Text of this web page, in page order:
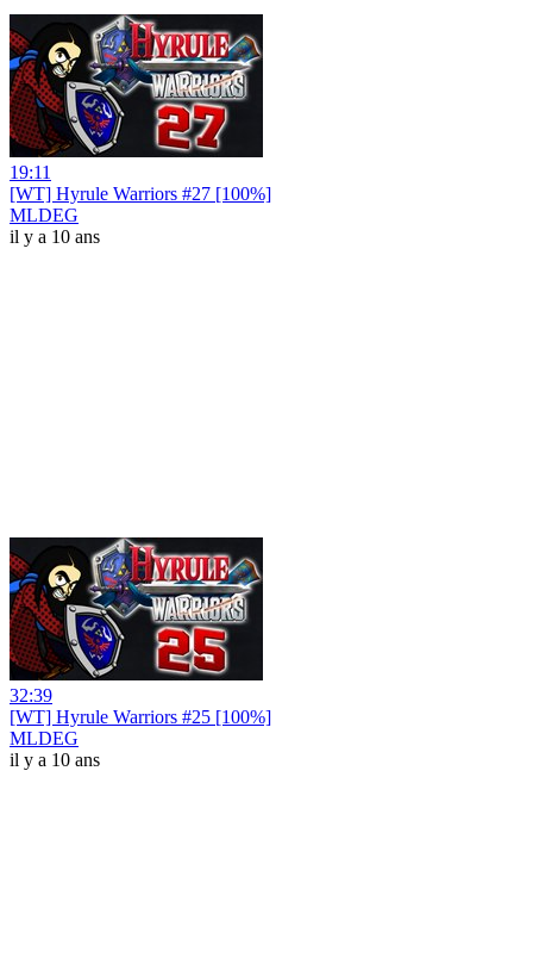
19:11
[WT] Hyrule Warriors #27 [100%]
MLDEG
il y a 10 ans
32:39
[WT] Hyrule Warriors #25 [100%]
MLDEG
il y a 10 ans